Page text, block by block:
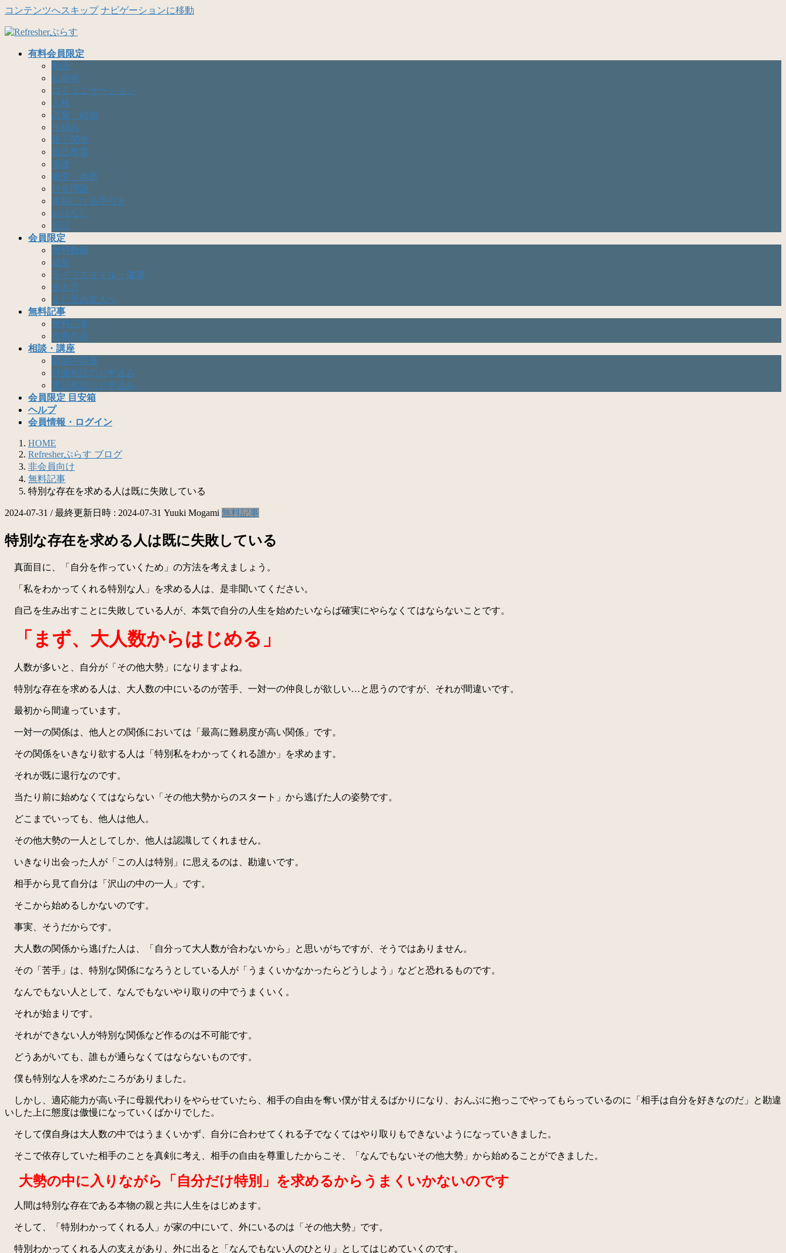
コンテンツへスキップ ナビゲーションに移動
有料会員限定
動画
心眼術
コミュニケーション
人格
恋愛・結婚
仕組み
親子関係
自己教育
発達
研究・考察
社会問題
幸福になる手引き
おはなし
日記
会員限定
無料動画
成長
ライフスタイル・健康
生き方
まだ見ぬ友人へ
無料記事
無料記事
推薦作品
相談・講座
開講中講座
対面相談のお申込み
電話相談のお申込み
会員限定 目安箱
ヘルプ
会員情報・ログイン
HOME
Refresherぷらす ブログ
非会員向け
無料記事
特別な存在を求める人は既に失敗している
2024-07-31 / 最終更新日時 : 2024-07-31 Yuuki Mogami 無料記事
特別な存在を求める人は既に失敗している
真面目に、「自分を作っていくため」の方法を考えましょう。
「私をわかってくれる特別な人」を求める人は、是非聞いてください。
自己を生み出すことに失敗している人が、本気で自分の人生を始めたいならば確実にやらなくてはならないことです。
「まず、大人数からはじめる」
人数が多いと、自分が「その他大勢」になりますよね。
特別な存在を求める人は、大人数の中にいるのが苦手、一対一の仲良しが欲しい…と思うのですが、それが間違いです。
最初から間違っています。
一対一の関係は、他人との関係においては「最高に難易度が高い関係」です。
その関係をいきなり欲する人は「特別私をわかってくれる誰か」を求めます。
それが既に退行なのです。
当たり前に始めなくてはならない「その他大勢からのスタート」から逃げた人の姿勢です。
どこまでいっても、他人は他人。
その他大勢の一人としてしか、他人は認識してくれません。
いきなり出会った人が「この人は特別」に思えるのは、勘違いです。
相手から見て自分は「沢山の中の一人」です。
そこから始めるしかないのです。
事実、そうだからです。
大人数の関係から逃げた人は、「自分って大人数が合わないから」と思いがちですが、そうではありません。
その「苦手」は、特別な関係になろうとしている人が「うまくいかなかったらどうしよう」などと恐れるものです。
なんでもない人として、なんでもないやり取りの中でうまくいく。
それが始まりです。
それができない人が特別な関係など作るのは不可能です。
どうあがいても、誰もが通らなくてはならないものです。
僕も特別な人を求めたころがありました。
しかし、適応能力が高い子に母親代わりをやらせていたら、相手の自由を奪い僕が甘えるばかりになり、おんぶに抱っこでやってもらっているのに「相手は自分を好きなのだ」と勘違
いした上に態度は傲慢になっていくばかりでした。
そして僕自身は大人数の中ではうまくいかず、自分に合わせてくれる子でなくてはやり取りもできないようになっていきました。
そこで依存していた相手のことを真剣に考え、相手の自由を尊重したからこそ、「なんでもないその他大勢」から始めることができました。
大勢の中に入りながら「自分だけ特別」を求めるからうまくいかないのです
人間は特別な存在である本物の親と共に人生をはじめます。
そして、「特別わかってくれる人」が家の中にいて、外にいるのは「その他大勢」です。
特別わかってくれる人の支えがあり、外に出ると「なんでもない人のひとり」としてはじめていくのです。